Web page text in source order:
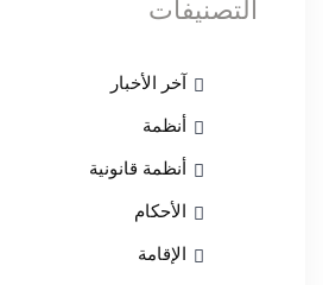
التصنيفات
آخر الأخبار
أنظمة
أنظمة قانونية
الأحكام
الإقامة